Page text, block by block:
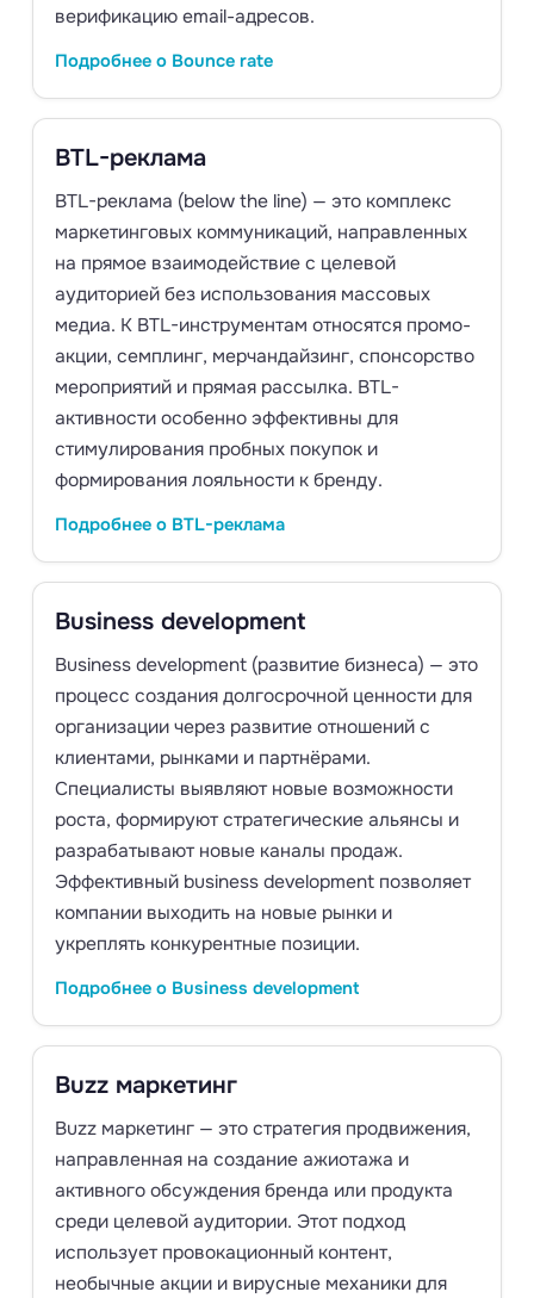
верификацию email-адресов.
Подробнее о Bounce rate
BTL-реклама
BTL-реклама (below the line) — это комплекс
маркетинговых коммуникаций, направленных
на прямое взаимодействие с целевой
аудиторией без использования массовых
медиа. К BTL-инструментам относятся промо-
акции, семплинг, мерчандайзинг, спонсорство
мероприятий и прямая рассылка. BTL-
активности особенно эффективны для
стимулирования пробных покупок и
формирования лояльности к бренду.
Подробнее о BTL-реклама
Business development
Business development (развитие бизнеса) — это
процесс создания долгосрочной ценности для
организации через развитие отношений с
клиентами, рынками и партнёрами.
Специалисты выявляют новые возможности
роста, формируют стратегические альянсы и
разрабатывают новые каналы продаж.
Эффективный business development позволяет
компании выходить на новые рынки и
укреплять конкурентные позиции.
Подробнее о Business development
Buzz маркетинг
Buzz маркетинг — это стратегия продвижения,
направленная на создание ажиотажа и
активного обсуждения бренда или продукта
среди целевой аудитории. Этот подход
использует провокационный контент,
необычные акции и вирусные механики для